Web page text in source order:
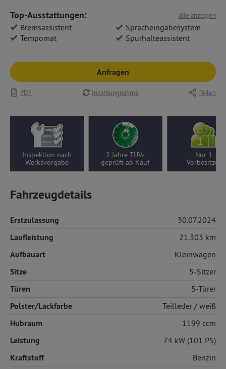
alle anzeigen
Top-Ausstattungen:
Bremsassistent
Spracheingabesystem
Tempomat
Spurhalteassistent
Anfragen
PDF Inzahlungnahme Teilen
Inspektion nach
Werksvorgabe
2 Jahre TÜV-
geprüft ab Kauf
Nur 1
Vorbesitzer
Fahrzeugdetails
Erstzulassung 30.07.2024
Laufleistung 21.303 km
Aufbauart Kleinwagen
Sitze 5-Sitzer
Türen 5-Türer
Polster/Lackfarbe Teilleder / weiß
Hubraum 1199 ccm
Leistung 74 kW (101 PS)
Kraftstoff Benzin